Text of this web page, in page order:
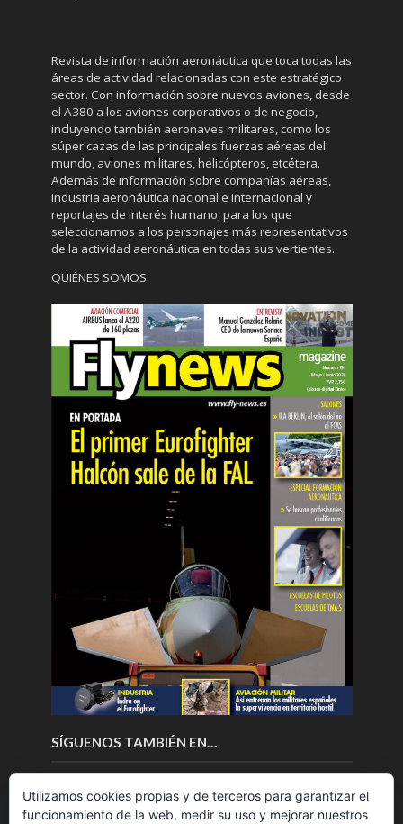
Revista de información aeronáutica que toca todas las
áreas de actividad relacionadas con este estratégico
sector. Con información sobre nuevos aviones, desde
el A380 a los aviones corporativos o de negocio,
incluyendo también aeronaves militares, como los
súper cazas de las principales fuerzas aéreas del
mundo, aviones militares, helicópteros, etcétera.
Además de información sobre compañías aéreas,
industria aeronáutica nacional e internacional y
reportajes de interés humano, para los que
seleccionamos a los personajes más representativos
de la actividad aeronáutica en todas sus vertientes.
QUIÉNES SOMOS
SÍGUENOS TAMBIÉN EN…
Utilizamos cookies propias y de terceros para garantizar el
funcionamiento de la web, medir su uso y mejorar nuestros